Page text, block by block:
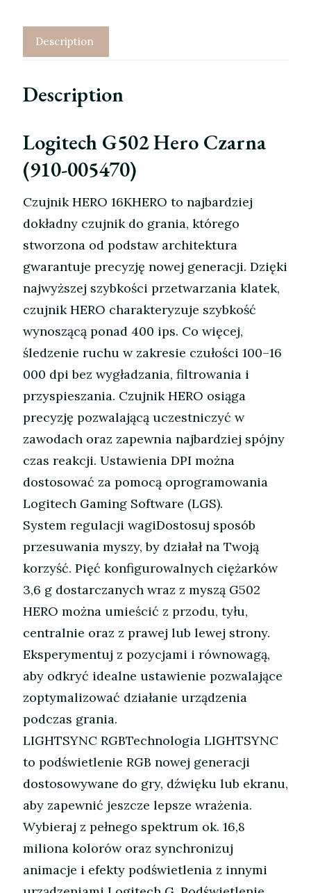
Description
Description
Logitech G502 Hero Czarna
(910-005470)
Czujnik HERO 16KHERO to najbardziej
dokładny czujnik do grania, którego
stworzona od podstaw architektura
gwarantuje precyzję nowej generacji. Dzięki
najwyższej szybkości przetwarzania klatek,
czujnik HERO charakteryzuje szybkość
wynoszącą ponad 400 ips. Co więcej,
śledzenie ruchu w zakresie czułości 100–16
000 dpi bez wygładzania, filtrowania i
przyspieszania. Czujnik HERO osiąga
precyzję pozwalającą uczestniczyć w
zawodach oraz zapewnia najbardziej spójny
czas reakcji. Ustawienia DPI można
dostosować za pomocą oprogramowania
Logitech Gaming Software (LGS).
System regulacji wagiDostosuj sposób
przesuwania myszy, by działał na Twoją
korzyść. Pięć konfigurowalnych ciężarków
3,6 g dostarczanych wraz z myszą G502
HERO można umieścić z przodu, tyłu,
centralnie oraz z prawej lub lewej strony.
Eksperymentuj z pozycjami i równowagą,
aby odkryć idealne ustawienie pozwalające
zoptymalizować działanie urządzenia
podczas grania.
LIGHTSYNC RGBTechnologia LIGHTSYNC
to podświetlenie RGB nowej generacji
dostosowywane do gry, dźwięku lub ekranu,
aby zapewnić jeszcze lepsze wrażenia.
Wybieraj z pełnego spektrum ok. 16,8
miliona kolorów oraz synchronizuj
animacje i efekty podświetlenia z innymi